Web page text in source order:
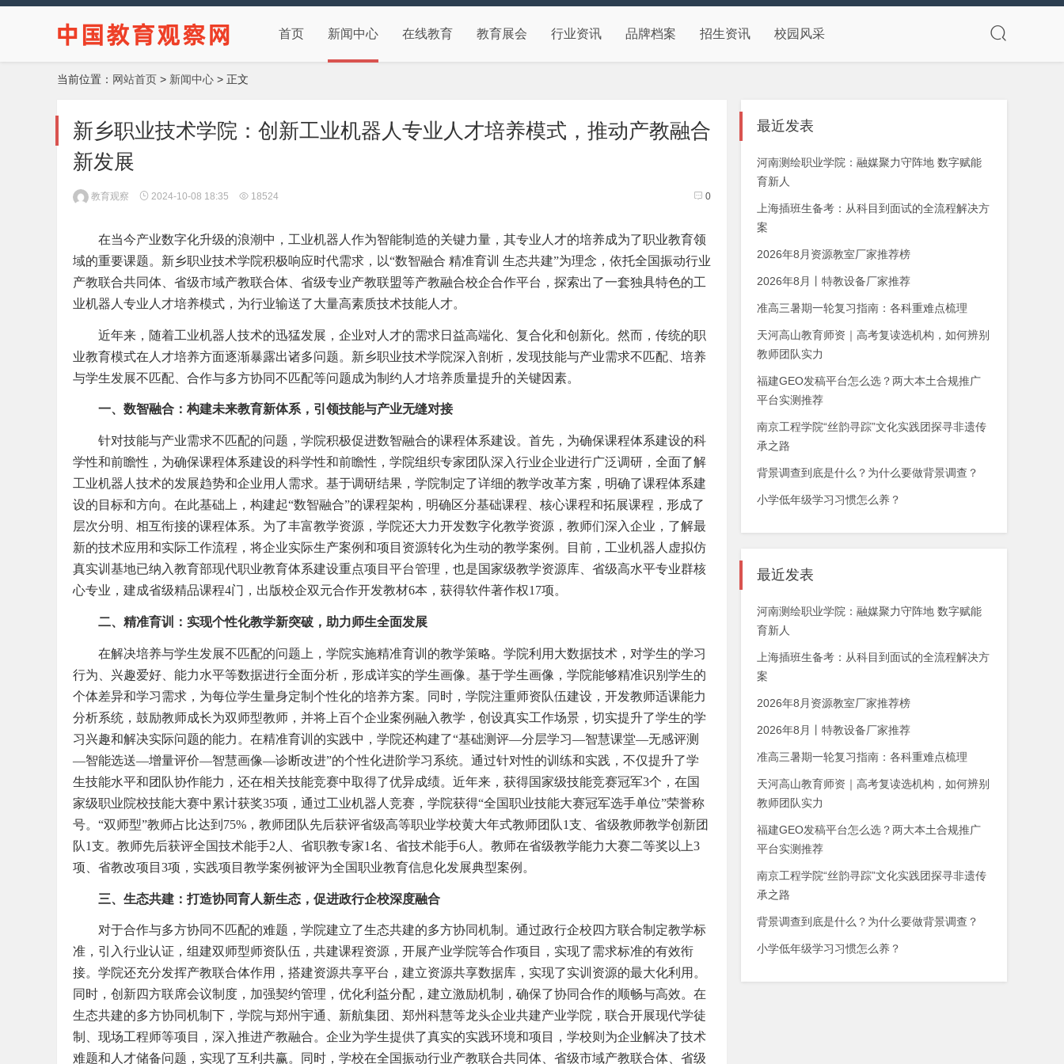
首页 新闻中心 在线教育 教育展会 行业资讯 品牌档案 招生资讯 校园风采
当前位置： 网站首页 > 新闻中心 > 正文
新乡职业技术学院：创新工业机器人专业人才培养模式，推动产教融合
新发展
0
教育观察 2024-10-08 18:35 18524
在当今产业数字化升级的浪潮中，工业机器人作为智能制造的关键力量，其专业人才的培养成为了职业教育领
域的重要课题。新乡职业技术学院积极响应时代需求，以“数智融合 精准育训 生态共建”为理念，依托全国振动行业
产教联合共同体、省级市域产教联合体、省级专业产教联盟等产教融合校企合作平台，探索出了一套独具特色的工
业机器人专业人才培养模式，为行业输送了大量高素质技术技能人才。
近年来，随着工业机器人技术的迅猛发展，企业对人才的需求日益高端化、复合化和创新化。然而，传统的职
业教育模式在人才培养方面逐渐暴露出诸多问题。新乡职业技术学院深入剖析，发现技能与产业需求不匹配、培养
与学生发展不匹配、合作与多方协同不匹配等问题成为制约人才培养质量提升的关键因素。
一、数智融合：构建未来教育新体系，引领技能与产业无缝对接
针对技能与产业需求不匹配的问题，学院积极促进数智融合的课程体系建设。首先，为确保课程体系建设的科
学性和前瞻性，为确保课程体系建设的科学性和前瞻性，学院组织专家团队深入行业企业进行广泛调研，全面了解
工业机器人技术的发展趋势和企业用人需求。基于调研结果，学院制定了详细的教学改革方案，明确了课程体系建
设的目标和方向。在此基础上，构建起“数智融合”的课程架构，明确区分基础课程、核心课程和拓展课程，形成了
层次分明、相互衔接的课程体系。为了丰富教学资源，学院还大力开发数字化教学资源，教师们深入企业，了解最
新的技术应用和实际工作流程，将企业实际生产案例和项目资源转化为生动的教学案例。目前，工业机器人虚拟仿
真实训基地已纳入教育部现代职业教育体系建设重点项目平台管理，也是国家级教学资源库、省级高水平专业群核
心专业，建成省级精品课程4门，出版校企双元合作开发教材6本，获得软件著作权17项。
二、精准育训：实现个性化教学新突破，助力师生全面发展
在解决培养与学生发展不匹配的问题上，学院实施精准育训的教学策略。学院利用大数据技术，对学生的学习
行为、兴趣爱好、能力水平等数据进行全面分析，形成详实的学生画像。基于学生画像，学院能够精准识别学生的
个体差异和学习需求，为每位学生量身定制个性化的培养方案。同时，学院注重师资队伍建设，开发教师适课能力
分析系统，鼓励教师成长为双师型教师，并将上百个企业案例融入教学，创设真实工作场景，切实提升了学生的学
习兴趣和解决实际问题的能力。在精准育训的实践中，学院还构建了“基础测评—分层学习—智慧课堂—无感评测
—智能选送—增量评价—智慧画像—诊断改进”的个性化进阶学习系统。通过针对性的训练和实践，不仅提升了学
生技能水平和团队协作能力，还在相关技能竞赛中取得了优异成绩。近年来，获得国家级技能竞赛冠军3个，在国
家级职业院校技能大赛中累计获奖35项，通过工业机器人竞赛，学院获得“全国职业技能大赛冠军选手单位”荣誉称
号。“双师型”教师占比达到75%，教师团队先后获评省级高等职业学校黄大年式教师团队1支、省级教师教学创新团
队1支。教师先后获评全国技术能手2人、省职教专家1名、省技术能手6人。教师在省级教学能力大赛二等奖以上3
项、省教改项目3项，实践项目教学案例被评为全国职业教育信息化发展典型案例。
三、生态共建：打造协同育人新生态，促进政行企校深度融合
对于合作与多方协同不匹配的难题，学院建立了生态共建的多方协同机制。通过政行企校四方联合制定教学标
准，引入行业认证，组建双师型师资队伍，共建课程资源，开展产业学院等合作项目，实现了需求标准的有效衔
接。学院还充分发挥产教联合体作用，搭建资源共享平台，建立资源共享数据库，实现了实训资源的最大化利用。
同时，创新四方联席会议制度，加强契约管理，优化利益分配，建立激励机制，确保了协同合作的顺畅与高效。在
生态共建的多方协同机制下，学院与郑州宇通、新航集团、郑州科慧等龙头企业共建产业学院，联合开展现代学徒
制、现场工程师等项目，深入推进产教融合。企业为学生提供了真实的实践环境和项目，学校则为企业解决了技术
难题和人才储备问题，实现了互利共赢。同时，学校在全国振动行业产教联合共同体、省级市域产教联合体、省级
最近发表
河南测绘职业学院：融媒聚力守阵地 数字赋能
育新人
上海插班生备考：从科目到面试的全流程解决方
案
2026年8月资源教室厂家推荐榜
2026年8月丨特教设备厂家推荐
准高三暑期一轮复习指南：各科重难点梳理
天河高山教育师资｜高考复读选机构，如何辨别
教师团队实力
福建GEO发稿平台怎么选？两大本土合规推广
平台实测推荐
南京工程学院“丝韵寻踪”文化实践团探寻非遗传
承之路
背景调查到底是什么？为什么要做背景调查？
小学低年级学习习惯怎么养？
最近发表
河南测绘职业学院：融媒聚力守阵地 数字赋能
育新人
上海插班生备考：从科目到面试的全流程解决方
案
2026年8月资源教室厂家推荐榜
2026年8月丨特教设备厂家推荐
准高三暑期一轮复习指南：各科重难点梳理
天河高山教育师资｜高考复读选机构，如何辨别
教师团队实力
福建GEO发稿平台怎么选？两大本土合规推广
平台实测推荐
南京工程学院“丝韵寻踪”文化实践团探寻非遗传
承之路
背景调查到底是什么？为什么要做背景调查？
小学低年级学习习惯怎么养？